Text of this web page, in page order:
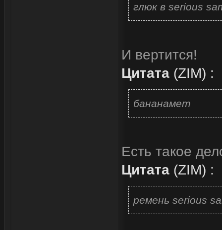
глюк в serious
И вертится!
Цитата (ZIM) :
бананамет
Есть такое
Цитата (ZIM) :
ремень serious